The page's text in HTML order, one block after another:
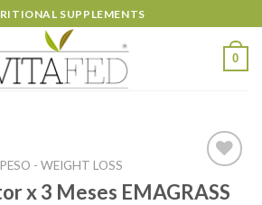
SUPPLEMENTS
0
- WEIGHT LOSS
x 3 Meses EMAGRASS